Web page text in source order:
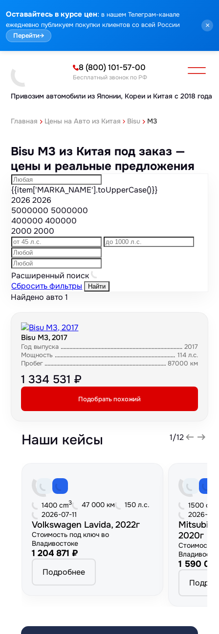
Оставайтесь в курсе цен: в нашем Телеграм-канале
ежедневно публикуем покупки клиентов со всей России
Перейти→
×
Привозим автомобили из Японии, Кореи и Китая с 2018 года
8 (800) 101-57-00
Бесплатный звонок по РФ
Главная Цены на Авто из Китая Bisu M3
Bisu M3 из Китая под заказ —
цены и реальные предложения
{{item['MARKA_NAME'].toUpperCase()}}
20262026
5000000 5000000
400000400000
20002000
Расширенный поиск
Сбросить фильтры
Найти
Найдено авто1
Bisu M3, 2017
Год выпуска
2017
Мощность
114 л.с.
Пробег
87000 км
1 334 531 ₽
Подобрать похожий
Наши кейсы 1/12
1400 cm3 47 000 км
150 л.с.
2026-07-11
Volkswagen Lavida, 2022г
Стоимость под ключ во
Владивостоке
1 204 871 ₽
Подробнее
1500 cm
2026-
2020г
Стоимость
1 590